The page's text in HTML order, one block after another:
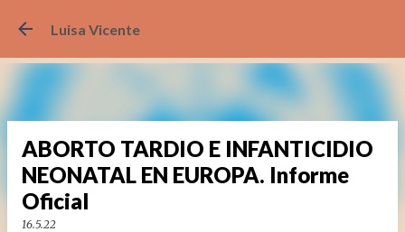
Luisa Vicente
ABORTO TARDIO E INFANTICIDIO
NEONATAL EN EUROPA. Informe
Oficial
16.5.22